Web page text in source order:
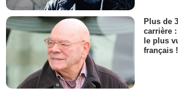
Plus de
carrière
le plus
français !